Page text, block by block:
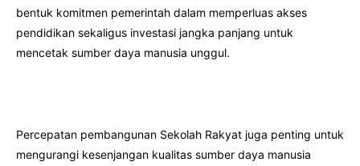
bentuk komitmen pemerintah dalam memperluas akses
pendidikan sekaligus investasi jangka panjang untuk
mencetak sumber daya manusia unggul.
Percepatan pembangunan Sekolah Rakyat juga penting untuk
mengurangi kesenjangan kualitas sumber daya manusia